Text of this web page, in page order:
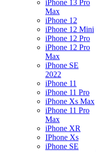
iPhone 13 Pro
Max
iPhone 12
iPhone 12 Mini
iPhone 12 Pro
iPhone 12 Pro
Max
iPhone SE
2022
iPhone 11
iPhone 11 Pro
iPhone Xs Max
iPhone 11 Pro
Max
iPhone XR
IPhone Xs
iPhone SE